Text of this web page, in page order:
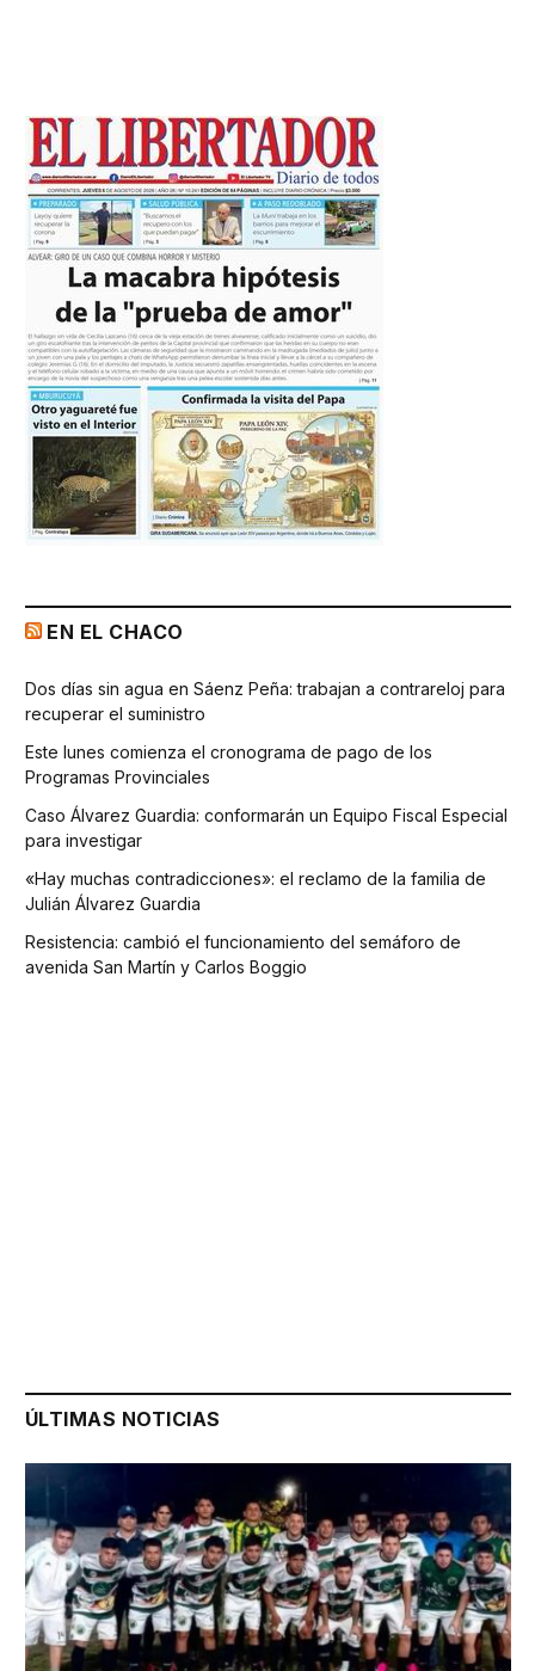
EN EL CHACO
Dos días sin agua en Sáenz Peña: trabajan a contrareloj para
recuperar el suministro
Este lunes comienza el cronograma de pago de los
Programas Provinciales
Caso Álvarez Guardia: conformarán un Equipo Fiscal Especial
para investigar
«Hay muchas contradicciones»: el reclamo de la familia de
Julián Álvarez Guardia
Resistencia: cambió el funcionamiento del semáforo de
avenida San Martín y Carlos Boggio
ÚLTIMAS NOTICIAS